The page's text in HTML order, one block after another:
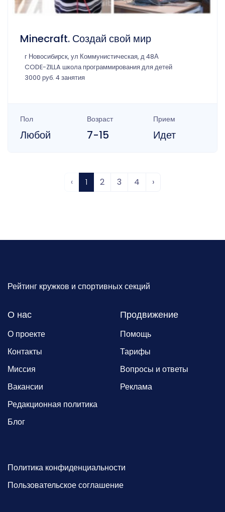
Minecraft. Создай свой мир
г Новосибирск, ул Коммунистическая, д 48А
CODE-ZILLA школа программирования для детей
3000 руб. 4 занятия
Пол
Любой
Возраст
7-15
Прием
Идет
‹ 1 2 3 4 ›
Рейтинг кружков и спортивных секций
О нас
О проекте
Контакты
Миссия
Вакансии
Редакционная политика
Блог
Продвижение
Помощь
Тарифы
Вопросы и ответы
Реклама
Политика конфиденциальности
Пользовательское соглашение